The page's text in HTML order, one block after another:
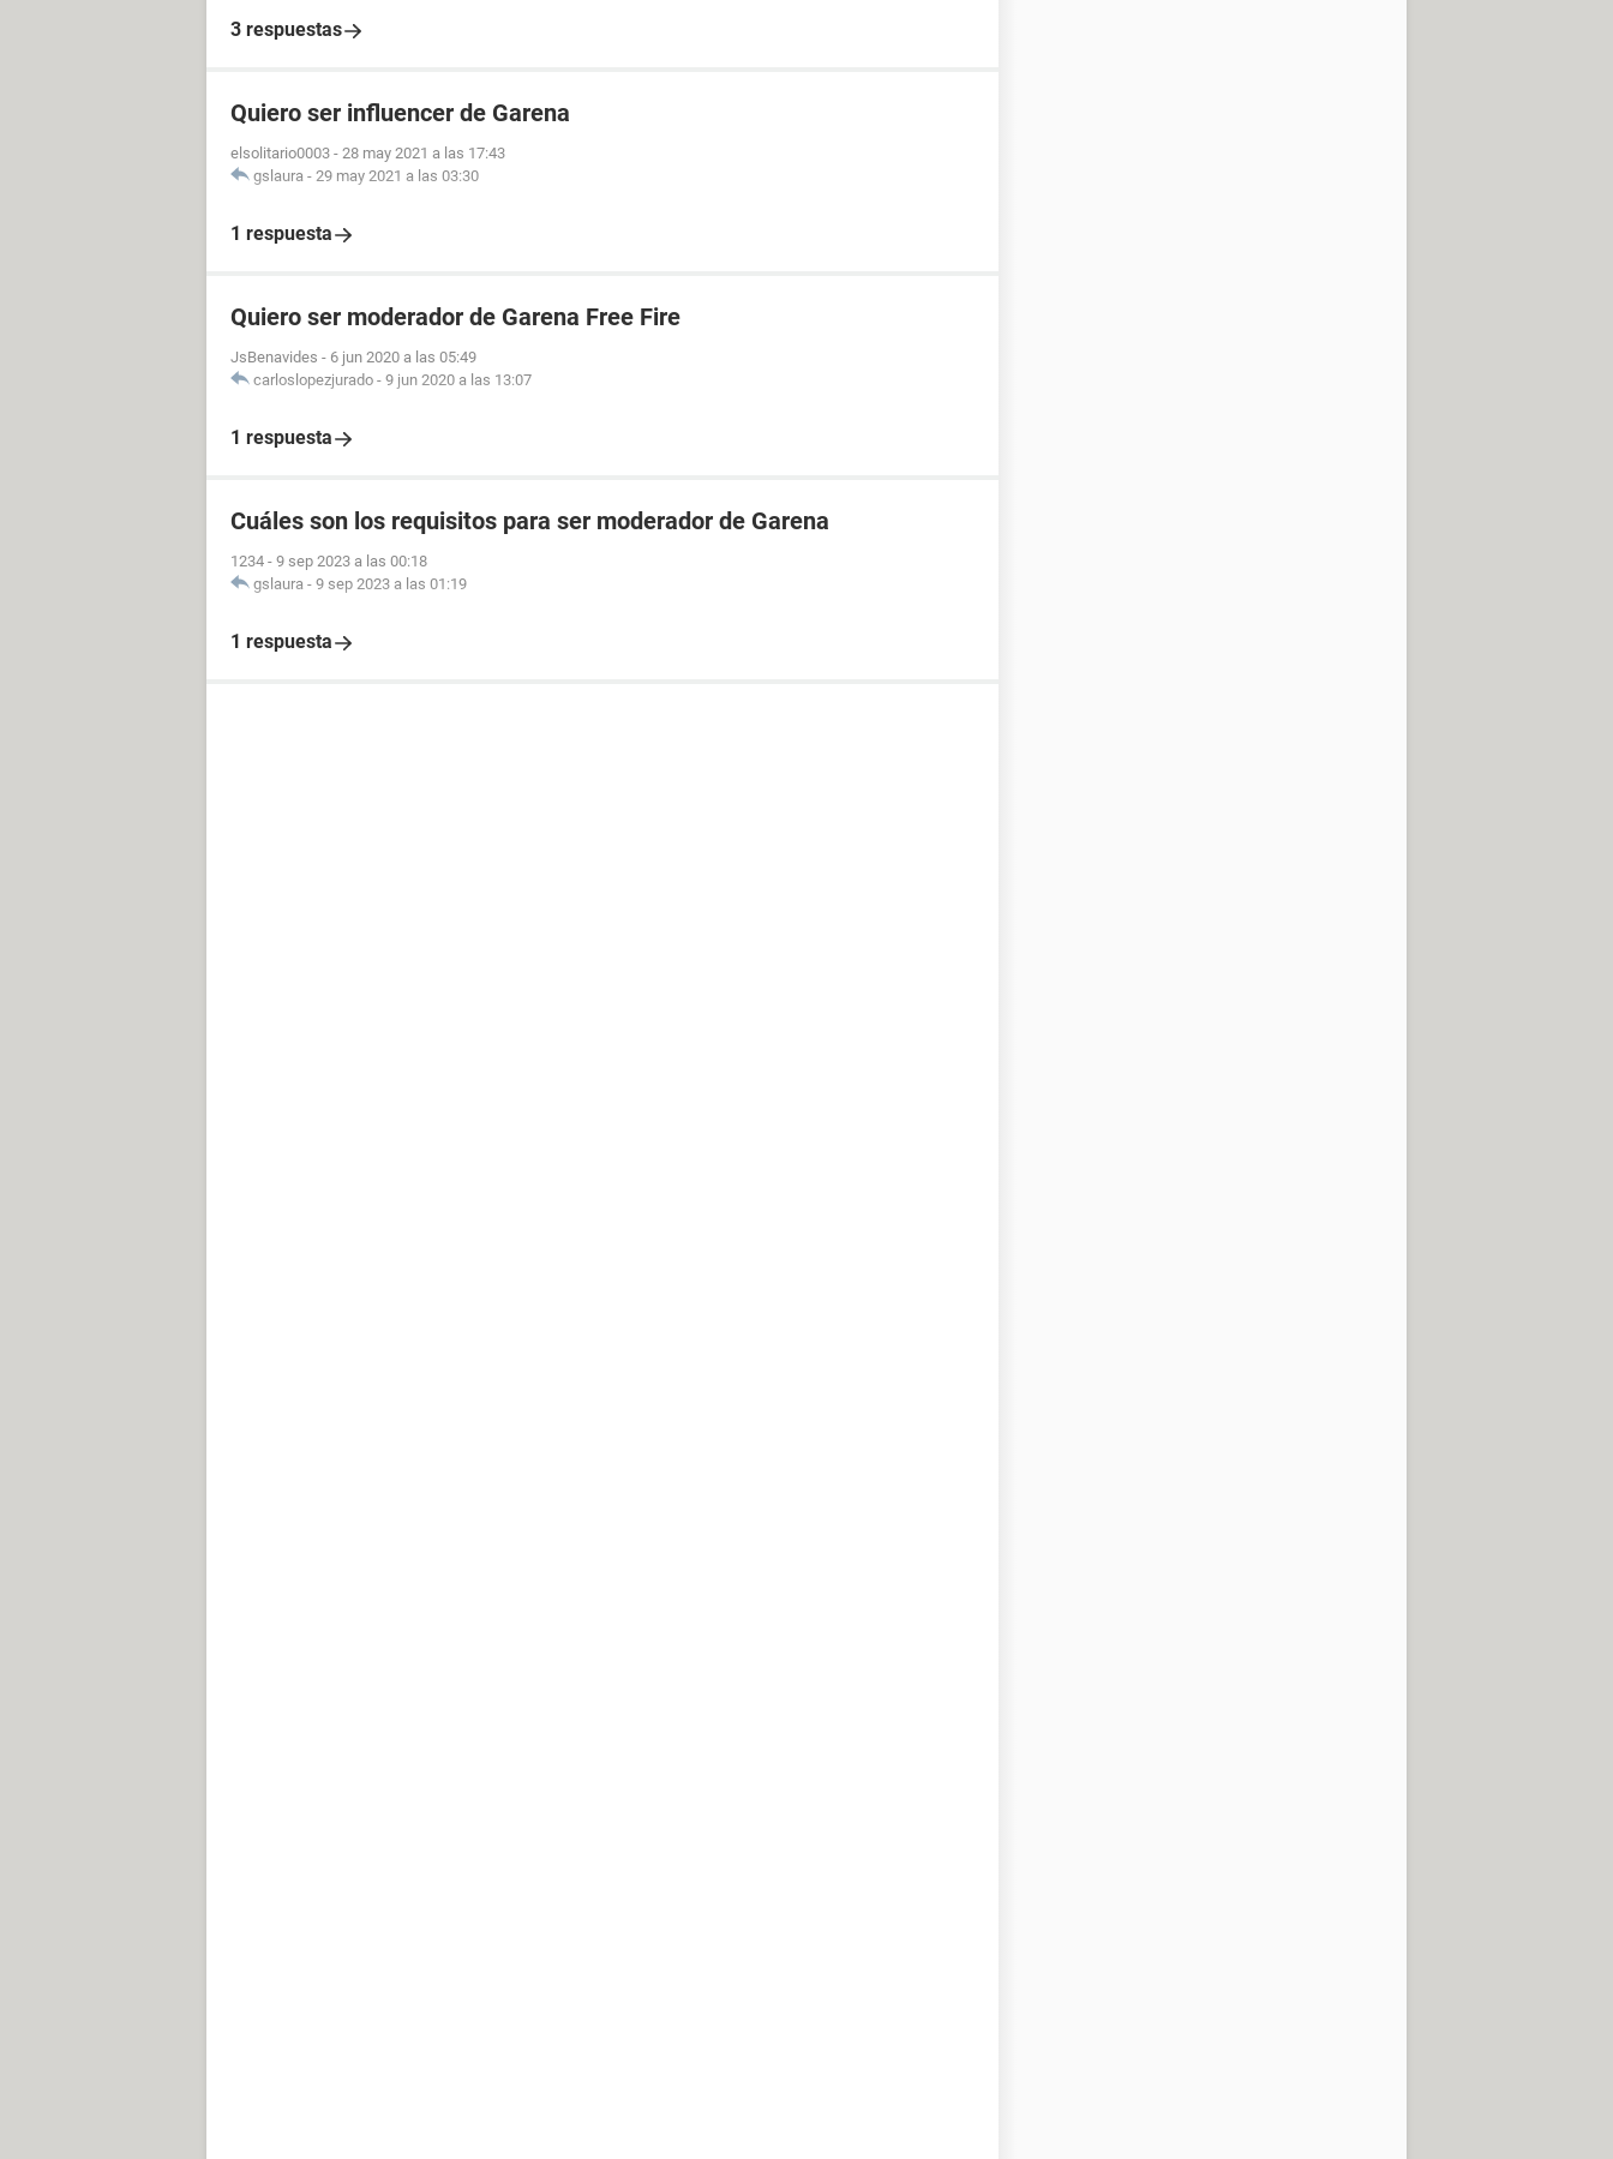
3 respuestas
Quiero ser influencer de Garena
elsolitario0003 - 28 may 2021 a las 17:43
gslaura - 29 may 2021 a las 03:30
1 respuesta
Quiero ser moderador de Garena Free Fire
JsBenavides - 6 jun 2020 a las 05:49
carloslopezjurado - 9 jun 2020 a las 13:07
1 respuesta
Cuáles son los requisitos para ser moderador de Garena
1234 - 9 sep 2023 a las 00:18
gslaura - 9 sep 2023 a las 01:19
1 respuesta